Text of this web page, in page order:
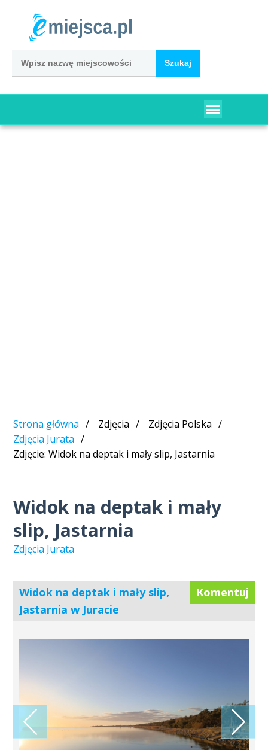
Strona główna Zdjęcia
Zdjęcia Polska
Zdjęcia Jurata
Zdjęcie: Widok na deptak i mały slip, Jastarnia
Widok na deptak i mały
slip, Jastarnia
Zdjęcia Jurata
Widok na deptak i mały slip,
Jastarnia w Juracie
Komentuj